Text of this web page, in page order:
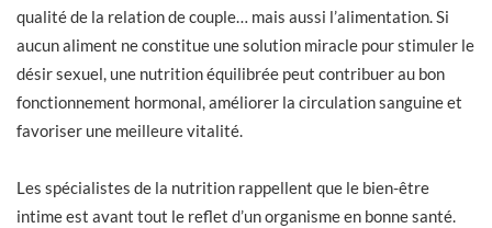
qualité de la relation de couple… mais aussi l’alimentation. Si
aucun aliment ne constitue une solution miracle pour stimuler le
désir sexuel, une nutrition équilibrée peut contribuer au bon
fonctionnement hormonal, améliorer la circulation sanguine et
favoriser une meilleure vitalité.
Les spécialistes de la nutrition rappellent que le bien-être
intime est avant tout le reflet d’un organisme en bonne santé.